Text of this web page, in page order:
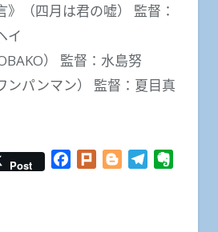
》（四月は君の嘘） 監督：
イ
） 監督：水島努
ンパンマン） 監督：夏目真
Post Facebook
Plurk BloggerTelegram